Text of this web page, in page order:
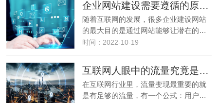
企业网站建设需要遵循的原则有哪些
随着互联网的发展，很多企业建设网站
的最大目的是通过网站能够让潜在的…
时间：2022-10-19
互联网人眼中的流量究竟是什么
在互联网行业里，流量变现最重要的就
是有足够的流量，有一个公式：用户…